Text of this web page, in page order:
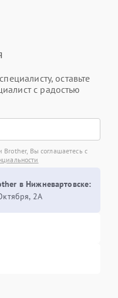
оставьте
с радостью
Brother, Вы соглашаетесь с
в Нижневартовске:
2А